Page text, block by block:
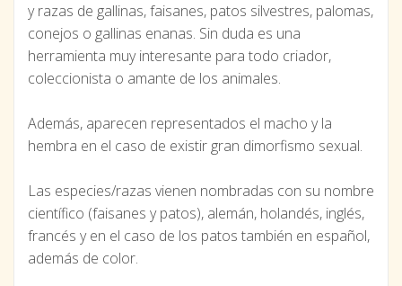
y razas de gallinas, faisanes, patos silvestres, palomas,
conejos o gallinas enanas. Sin duda es una
herramienta muy interesante para todo criador,
coleccionista o amante de los animales.
Además, aparecen representados el macho y la
hembra en el caso de existir gran dimorfismo sexual.
Las especies/razas vienen nombradas con su nombre
científico (faisanes y patos), alemán, holandés, inglés,
francés y en el caso de los patos también en español,
además de color.